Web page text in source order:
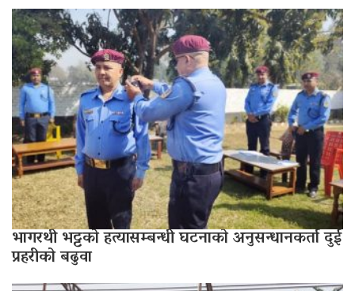
भागरथी भट्टको हत्यासम्बन्धी घटनाको अनुसन्धानकर्ता दुई
प्रहरीको बढुवा